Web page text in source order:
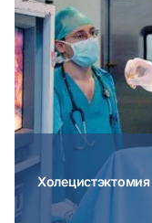
Холецистэктомия